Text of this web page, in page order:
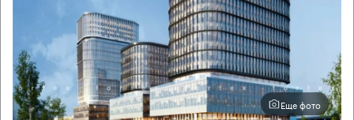
Еще фото